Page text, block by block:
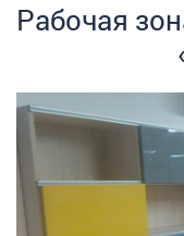
Рабочая